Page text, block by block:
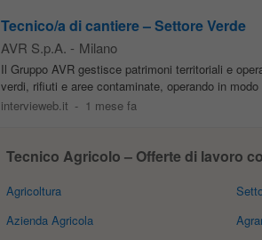
Tecnico/a di cantiere – Settore Verde
AVR S.p.A. - Milano
Il Gruppo AVR gestisce patrimoni territoriali e
verdi, rifiuti e aree contaminate, operando in
intervieweb.it - 1 mese fa
Tecnico Agricolo – Offerte di lavoro
Agricoltura
Azienda Agricola